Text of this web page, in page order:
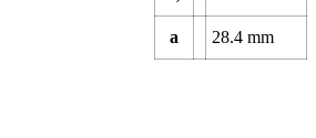
a 28.4 mm